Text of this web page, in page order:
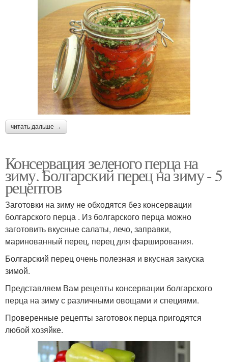
читать дальше →
Консервация зеленого перца на
зиму. Болгарский перец на зиму - 5
рецептов
Заготовки на зиму не обходятся без консервации
болгарского перца . Из болгарского перца можно
заготовить вкусные салаты, лечо, заправки,
маринованный перец, перец для фарширования.
Болгарский перец очень полезная и вкусная закуска
зимой.
Представляем Вам рецепты консервации болгарского
перца на зиму с различными овощами и специями.
Проверенные рецепты заготовок перца пригодятся
любой хозяйке.